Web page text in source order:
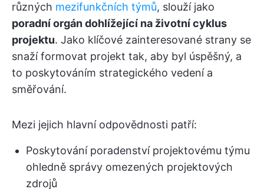
různých mezifunkčních týmů, slouží jako
poradní orgán dohlížející na životní cyklus
projektu. Jako klíčové zainteresované strany se
snaží formovat projekt tak, aby byl úspěšný, a
to poskytováním strategického vedení a
směřování.
Mezi jejich hlavní odpovědnosti patří:
Poskytování poradenství projektovému týmu
ohledně správy omezených projektových
zdrojů